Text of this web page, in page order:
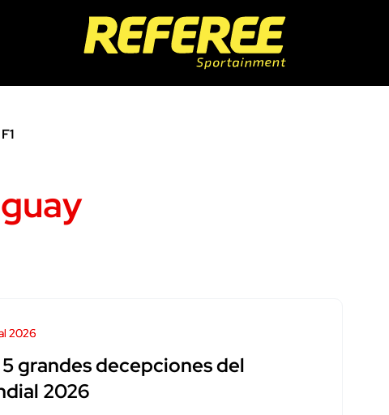
F1
2026
5 grandes decepciones del
2026